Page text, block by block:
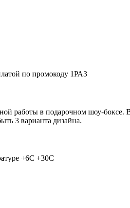
по промокоду 1РАЗ
работы в подарочном шоу-
3 варианта дизайна.
+6С +30С